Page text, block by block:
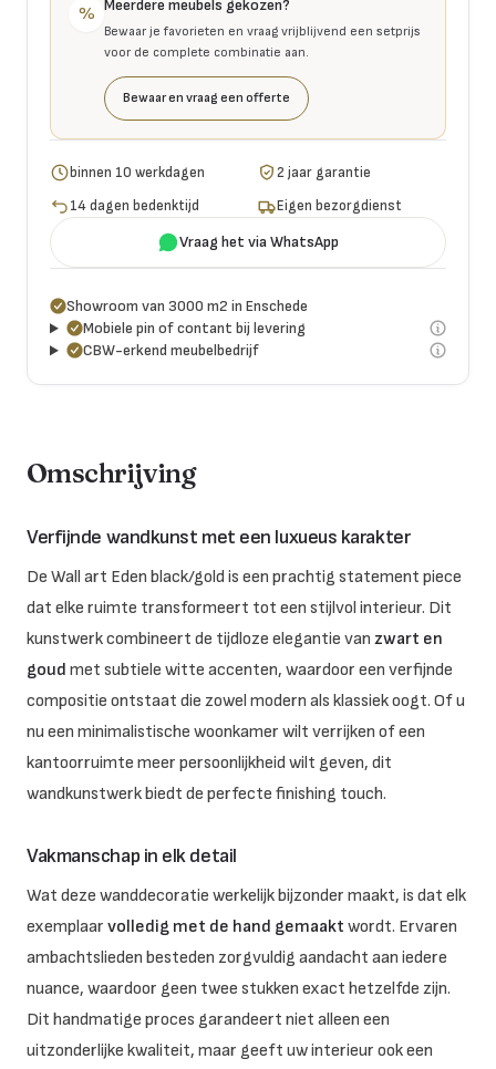
% Meerdere meubels gekozen?
Bewaar je favorieten en vraag vrijblijvend een setprijs
voor de complete combinatie aan.
Bewaar en vraag een offerte
binnen 10 werkdagen
2 jaar garantie
14 dagen bedenktijd
Eigen bezorgdienst
Vraag het via WhatsApp
Showroom van 3000 m2 in Enschede
Mobiele pin of contant bij levering
CBW-erkend meubelbedrijf
Omschrijving
Verfijnde wandkunst met een luxueus karakter
De Wall art Eden black/gold is een prachtig statement piece
dat elke ruimte transformeert tot een stijlvol interieur. Dit
kunstwerk combineert de tijdloze elegantie van zwart en
goud met subtiele witte accenten, waardoor een verfijnde
compositie ontstaat die zowel modern als klassiek oogt. Of u
nu een minimalistische woonkamer wilt verrijken of een
kantoorruimte meer persoonlijkheid wilt geven, dit
wandkunstwerk biedt de perfecte finishing touch.
Vakmanschap in elk detail
Wat deze wanddecoratie werkelijk bijzonder maakt, is dat elk
exemplaar volledig met de hand gemaakt wordt. Ervaren
ambachtslieden besteden zorgvuldig aandacht aan iedere
nuance, waardoor geen twee stukken exact hetzelfde zijn.
Dit handmatige proces garandeert niet alleen een
uitzonderlijke kwaliteit, maar geeft uw interieur ook een